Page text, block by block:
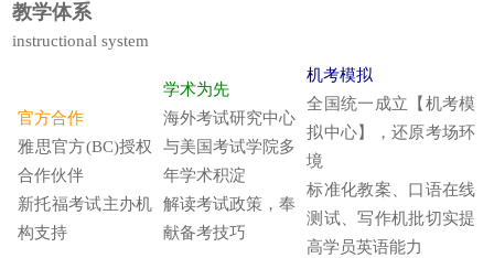
教学体系
instructional system
官方合作
雅思官方(BC)授权
合作伙伴
新托福考试主办机
构支持
学术为先
海外考试研究中心
与美国考试学院多
年学术积淀
解读考试政策，奉
献备考技巧
机考模拟
全国统一成立【机考模
拟中心】，还原考场环
境
标准化教案、口语在线
测试、写作机批切实提
高学员英语能力